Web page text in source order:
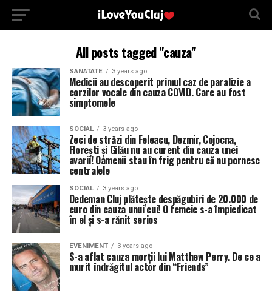
All posts tagged "cauza"
SANATATE 3 years ago
Medicii au descoperit primul caz de paralizie a
corzilor vocale din cauza COVID. Care au fost
simptomele
SOCIAL 3 years ago
Zeci de străzi din Feleacu, Dezmir, Cojocna,
Florești și Gilău nu au curent din cauza unei
avarii! Oamenii stau în frig pentru că nu pornesc
centralele
SOCIAL 3 years ago
Dedeman Cluj plătește despăgubiri de 20.000 de
euro din cauza unui cui! O femeie s-a împiedicat
în el și s-a rănit serios
EVENIMENT 3 years ago
S-a aflat cauza morții lui Matthew Perry. De ce a
murit îndrăgitul actor din “Friends”